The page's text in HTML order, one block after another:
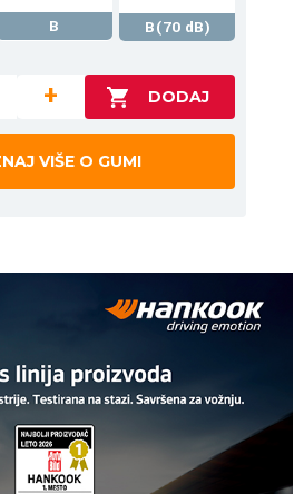
B
B(70 dB)
+
VIŠE O GUMI